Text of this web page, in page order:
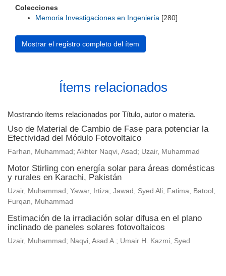
Colecciones
Memoria Investigaciones en Ingeniería [280]
Mostrar el registro completo del ítem
Ítems relacionados
Mostrando ítems relacionados por Título, autor o materia.
Uso de Material de Cambio de Fase para potenciar la
Efectividad del Módulo Fotovoltaico
Farhan, Muhammad; Akhter Naqvi, Asad; Uzair, Muhammad
Motor Stirling con energía solar para áreas domésticas
y rurales en Karachi, Pakistán
Uzair, Muhammad; Yawar, Irtiza; Jawad, Syed Ali; Fatima, Batool;
Furqan, Muhammad
Estimación de la irradiación solar difusa en el plano
inclinado de paneles solares fotovoltaicos
Uzair, Muhammad; Naqvi, Asad A.; Umair H. Kazmi, Syed